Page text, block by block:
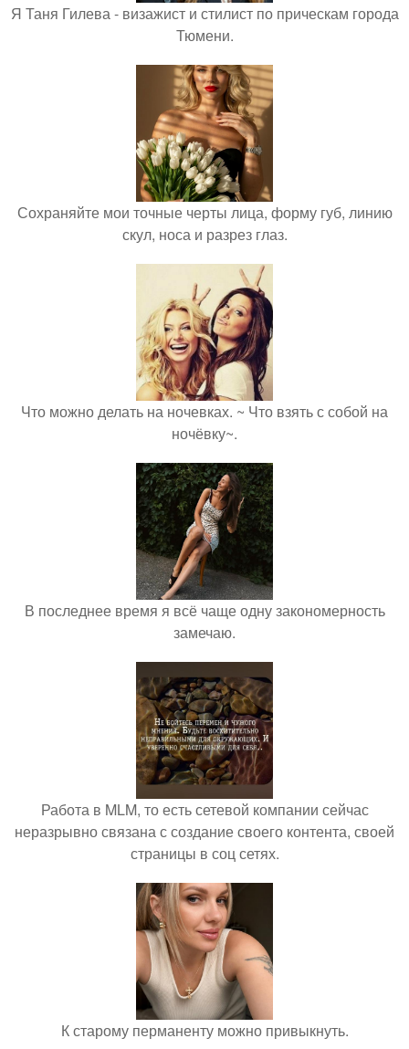
Я Таня Гилева - визажист и стилист по прическам города
Тюмени.
Сохраняйте мои точные черты лица, форму губ, линию
скул, носа и разрез глаз.
Что можно делать на ночевках. ~ Что взять с собой на
ночёвку~.
В последнее время я всё чаще одну закономерность
замечаю.
Работа в MLM, то есть сетевой компании сейчас
неразрывно связана с создание своего контента, своей
страницы в соц сетях.
К старому перманенту можно привыкнуть.